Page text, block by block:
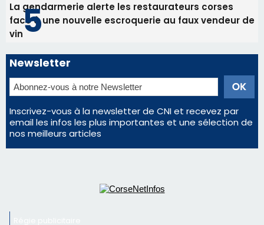
La gendarmerie alerte les restaurateurs corses
face à une nouvelle escroquerie au faux vendeur de
vin
Newsletter
Inscrivez-vous à la newsletter de CNI et recevez par
email les infos les plus importantes et une sélection de
nos meilleurs articles